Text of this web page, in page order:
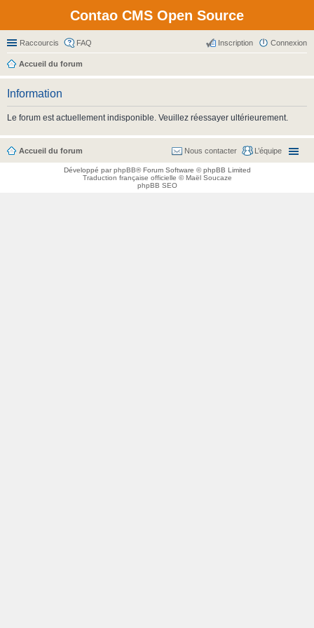
Contao CMS Open Source
Raccourcis FAQ Connexion
Inscription
Accueil du forum
Information
Le forum est actuellement indisponible. Veuillez réessayer ultérieurement.
Accueil du forum L’équipe
Nous contacter
Développé parphpBB® Forum Software © phpBB Limited
Traduction française officielle ©Maël Soucaze
phpBB SEO